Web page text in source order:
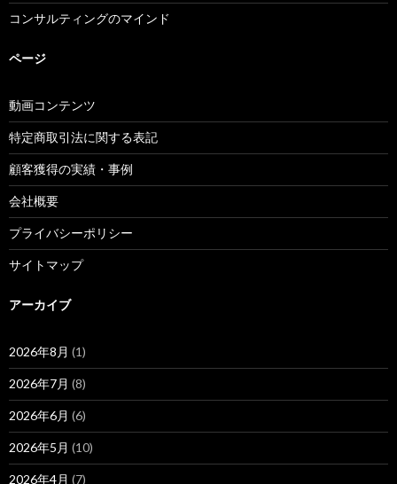
コンサルティングのマインド
ページ
動画コンテンツ
特定商取引法に関する表記
顧客獲得の実績・事例
会社概要
プライバシーポリシー
サイトマップ
アーカイブ
2026年8月 (1)
2026年7月 (8)
2026年6月 (6)
2026年5月 (10)
2026年4月 (7)